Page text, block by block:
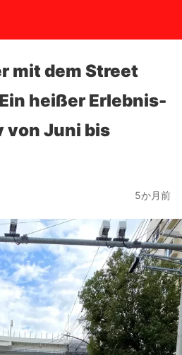
mit dem Street
heißer Erlebnis-
von Juni bis
5か月前